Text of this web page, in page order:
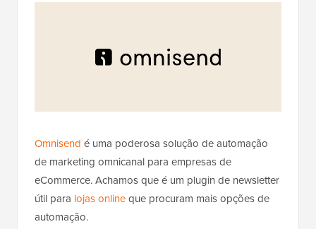
Omnisend é uma poderosa solução de automação
de marketing omnicanal para empresas de
eCommerce. Achamos que é um plugin de newsletter
útil para lojas onlineque procuram mais opções de
automação.